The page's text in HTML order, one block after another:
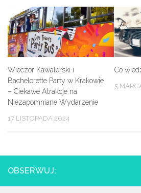
Wieczór Kawalerski i
Bachelorette Party w Krakowie
– Ciekawe Atrakcje na
Niezapomniane Wydarzenie
17 LISTOPADA 2024
Co
5
OBSERWUJ: